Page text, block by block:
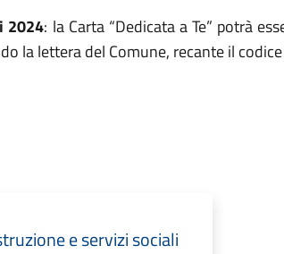
2024: la Carta “Dedicata a Te” potrà
la lettera del Comune, recante il
e servizi sociali